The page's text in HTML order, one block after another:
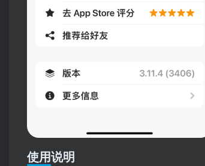
使用说明